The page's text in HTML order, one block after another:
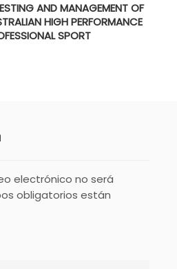
AND MANAGEMENT OF
HIGH PERFORMANCE
SPORT
electrónico no será
obligatorios están